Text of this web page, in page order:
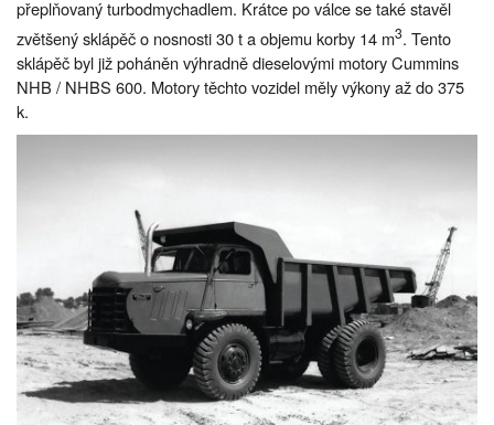
přeplňovaný turbodmychadlem. Krátce po válce se také stavěl
zvětšený sklápěč o nosnosti 30 t a objemu korby 14 m3. Tento
sklápěč byl již poháněn výhradně dieselovými motory Cummins
NHB / NHBS 600. Motory těchto vozidel měly výkony až do 375
k.